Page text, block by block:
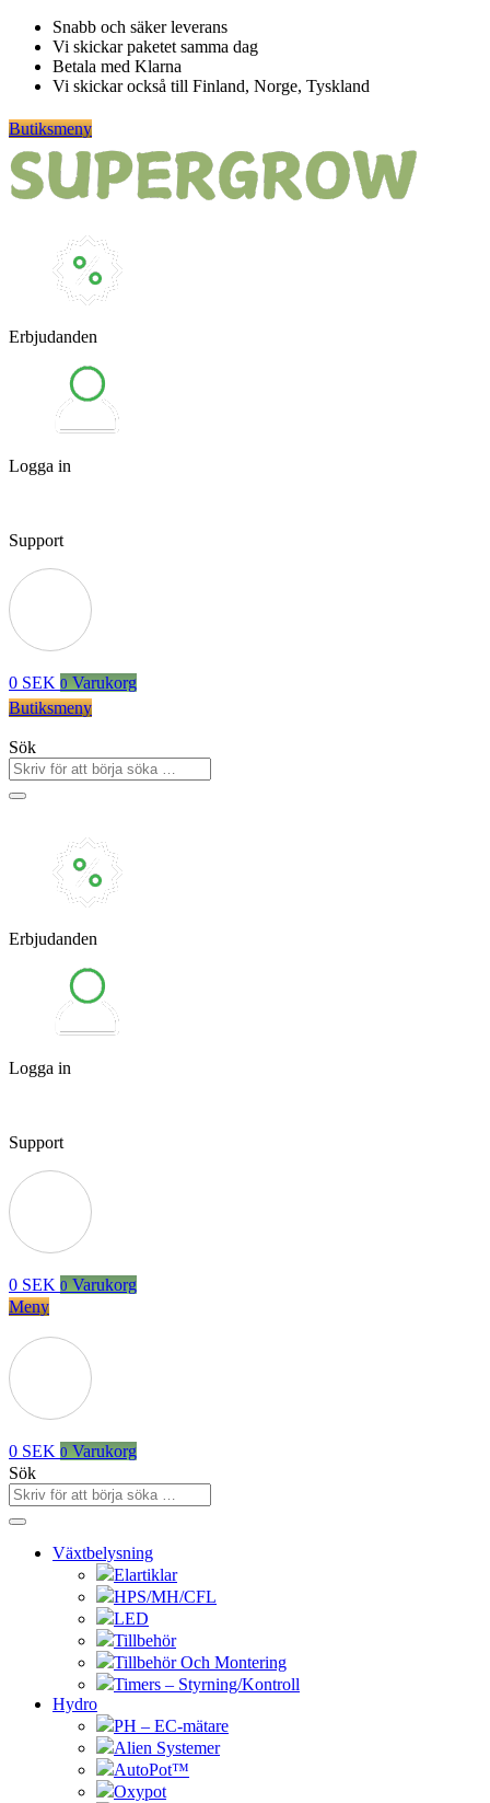
Hoppa
innehåll
Snabb och säker leverans
Vi skickar paketet samma dag
Betala med Klarna
Vi skickar också till Finland, Norge, Tyskland
Butiksmeny
Erbjudanden
Logga in
Support
0 SEK 0 Varukorg
Butiksmeny
Sök
Erbjudanden
Logga in
Support
0 SEK 0 Varukorg
Meny
0 SEK 0 Varukorg
Sök
Växtbelysning
Elartiklar
HPS/MH/CFL
LED
Tillbehör
Tillbehör Och Montering
Timers – Styrning/Kontroll
Hydro
PH – EC-mätare
Alien Systemer
AutoPot™
Oxypot